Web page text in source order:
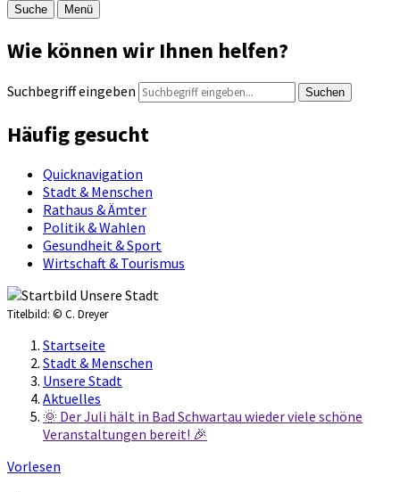
Suche Menü
Wie können wir Ihnen helfen?
Suchbegriff eingeben Suchen
Häufig gesucht
Quicknavigation
Stadt & Menschen
Rathaus & Ämter
Politik & Wahlen
Gesundheit & Sport
Wirtschaft & Tourismus
Titelbild: © C. Dreyer
Startseite
Stadt & Menschen
Unsere Stadt
Aktuelles
🌞 Der Juli hält in Bad Schwartau wieder viele schöne
Veranstaltungen bereit! 🎉
Vorlesen